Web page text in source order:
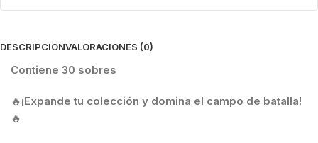
DESCRIPCIÓNVALORACIONES (0)
Contiene 30 sobres
🔥¡Expande tu colección y domina el campo de batalla!
🔥